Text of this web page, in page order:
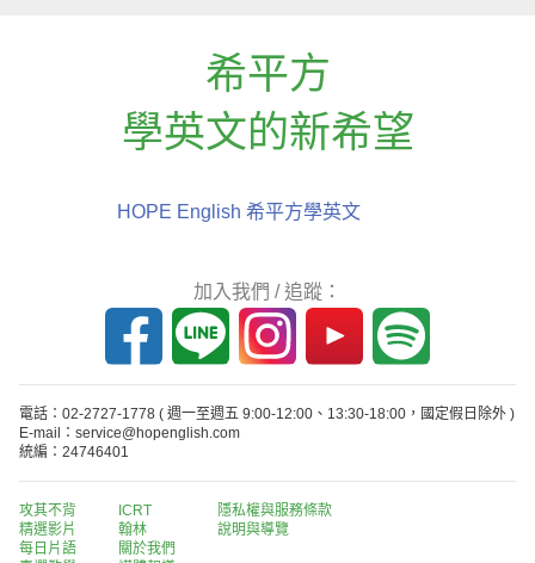
希平方
學英文的新希望
HOPE English 希平方學英文
加入我們 / 追蹤：
電話：02-2727-1778 ( 週一至週五 9:00-12:00、13:30-18:00，國定假日除外 )
E-mail：service@hopenglish.com
統編：24746401
攻其不背
精選影片
每日片語
ICRT
翰林
關於我們
隱私權與服務條款
說明與導覽